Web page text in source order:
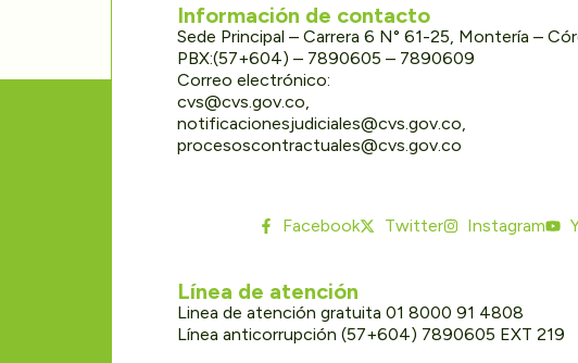
Información de contacto
Sede Principal – Carrera 6 N° 61-25, Montería –
PBX:(57+604) – 7890605 – 7890609
Correo electrónico:
cvs@cvs.gov.co,
notificacionesjudiciales@cvs.gov.co,
procesoscontractuales@cvs.gov.co
Facebook Twitter Instagram
Línea de atención
Linea de atención gratuita 01 8000 91 4808
Línea anticorrupción (57+604) 7890605 EXT 219